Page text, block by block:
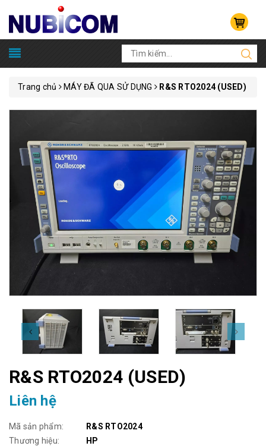
Trang chủ MÁY ĐÃ QUA SỬ DỤNG R&S RTO2024 (USED)
R&S RTO2024 (USED)
Liên hệ
Mã sản phẩm:
R&S RTO2024
Thương hiệu:
HP